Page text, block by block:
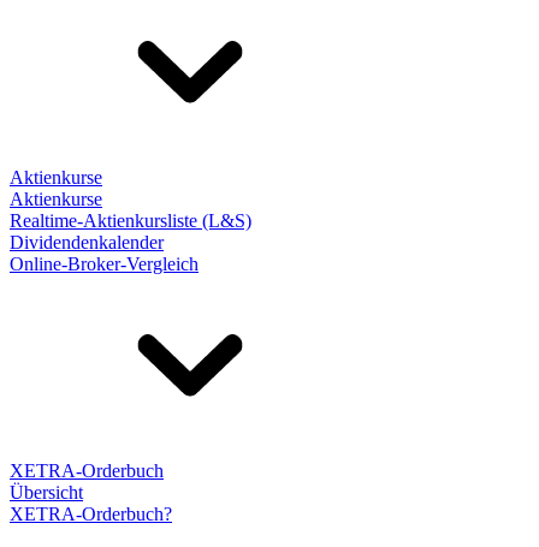
Aktienkurse
Aktienkurse
Realtime-Aktienkursliste (L&S)
Dividendenkalender
Online-Broker-Vergleich
XETRA-Orderbuch
Übersicht
XETRA-Orderbuch?